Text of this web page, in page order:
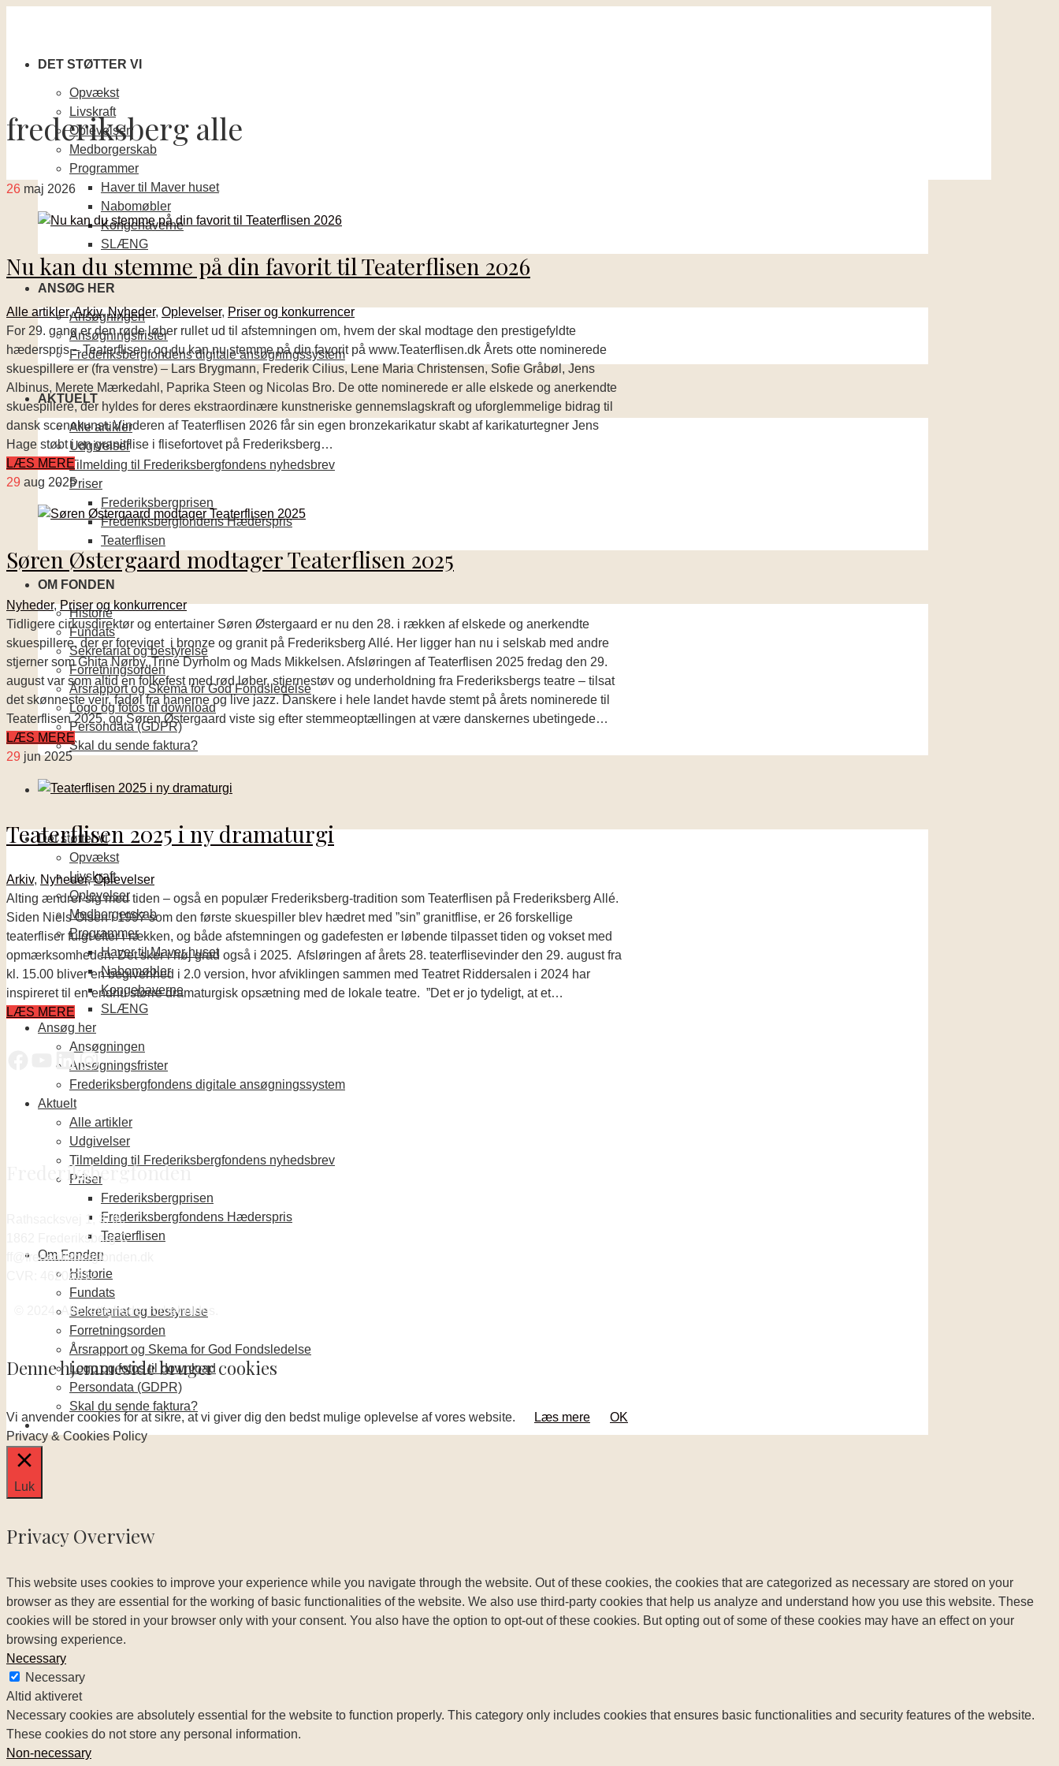
DET STØTTER VI
Opvækst
Livskraft
Oplevelser
Medborgerskab
Programmer
Haver til Maver huset
Nabomøbler
Kongehaverne
SLÆNG
ANSØG HER
Ansøgningen
Ansøgningsfrister
Frederiksbergfondens digitale ansøgningssystem
AKTUELT
Alle artikler
Udgivelser
Tilmelding til Frederiksbergfondens nyhedsbrev
Priser
Frederiksbergprisen
Frederiksbergfondens Hæderspris
Teaterflisen
OM FONDEN
Historie
Fundats
Sekretariat og bestyrelse
Forretningsorden
Årsrapport og Skema for God Fondsledelse
Logo og fotos til download
Persondata (GDPR)
Skal du sende faktura?
Det støtter vi
Opvækst
Livskraft
Oplevelser
Medborgerskab
Programmer
Haver til Maver huset
Nabomøbler
Kongehaverne
SLÆNG
Ansøg her
Ansøgningen
Ansøgningsfrister
Frederiksbergfondens digitale ansøgningssystem
Aktuelt
Alle artikler
Udgivelser
Tilmelding til Frederiksbergfondens nyhedsbrev
Priser
Frederiksbergprisen
Frederiksbergfondens Hæderspris
Teaterflisen
Om Fonden
Historie
Fundats
Sekretariat og bestyrelse
Forretningsorden
Årsrapport og Skema for God Fondsledelse
Logo og fotos til download
Persondata (GDPR)
Skal du sende faktura?
frederiksberg alle
26 maj 2026
Nu kan du stemme på din favorit til Teaterflisen 2026
Alle artikler,Arkiv,Nyheder,Oplevelser,Priser og konkurrencer
For 29. gang er den røde løber rullet ud til afstemningen om, hvem der skal modtage den prestigefyldte
hæderspris – Teaterflisen, og du kan nu stemme på din favorit på www.Teaterflisen.dk Årets otte nominerede
skuespillere er (fra venstre) – Lars Brygmann, Frederik Cilius, Lene Maria Christensen, Sofie Gråbøl, Jens
Albinus, Merete Mærkedahl, Paprika Steen og Nicolas Bro. De otte nominerede er alle elskede og anerkendte
skuespillere, der hyldes for deres ekstraordinære kunstneriske gennemslagskraft og uforglemmelige bidrag til
dansk scenekunst. Vinderen af Teaterflisen 2026 får sin egen bronzekarikatur skabt af karikaturtegner Jens
Hage støbt i en granitflise i flisefortovet på Frederiksberg…
LÆS MERE
29 aug 2025
Søren Østergaard modtager Teaterflisen 2025
Nyheder,Priser og konkurrencer
Tidligere cirkusdirektør og entertainer Søren Østergaard er nu den 28. i rækken af elskede og anerkendte
skuespillere, der er foreviget i bronze og granit på Frederiksberg Allé. Her ligger han nu i selskab med andre
stjerner som Ghita Nørby, Trine Dyrholm og Mads Mikkelsen. Afsløringen af Teaterflisen 2025 fredag den 29.
august var som altid en folkefest med rød løber, stjernestøv og underholdning fra Frederiksbergs teatre – tilsat
det skønneste vejr, fadøl fra hanerne og live jazz. Danskere i hele landet havde stemt på årets nominerede til
Teaterflisen 2025, og Søren Østergaard viste sig efter stemmeoptællingen at være danskernes ubetingede…
LÆS MERE
29 jun 2025
Teaterflisen 2025 i ny dramaturgi
Arkiv, Nyheder,Oplevelser
Alting ændrer sig med tiden – også en populær Frederiksberg-tradition som Teaterflisen på Frederiksberg Allé.
Siden Niels Olsen i 1997 som den første skuespiller blev hædret med ”sin” granitflise, er 26 forskellige
teaterfliser fulgt efter i rækken, og både afstemningen og gadefesten er løbende tilpasset tiden og vokset med
opmærksomheden. Det sker i høj grad også i 2025. Afsløringen af årets 28. teaterflisevinder den 29. august fra
kl. 15.00 bliver en begivenhed i 2.0 version, hvor afviklingen sammen med Teatret Riddersalen i 2024 har
inspireret til en endnu større dramaturgisk opsætning med de lokale teatre. ”Det er jo tydeligt, at et…
LÆS MERE
Frederiksbergfonden
Rathsacksvej 1, 3. th.
1862 Frederiksberg C
ff@frederiksbergfonden.dk
CVR: 46206312
© 2024. Alle rettigheder forbeholdes.
Denne hjemmeside bruger cookies
Vi anvender cookies for at sikre, at vi giver dig den bedst mulige oplevelse af vores website. Læs mere
OK
Privacy & Cookies Policy
Luk
Privacy Overview
This website uses cookies to improve your experience while you navigate through the website. Out of these cookies, the cookies that are categorized as necessary are stored on your
browser as they are essential for the working of basic functionalities of the website. We also use third-party cookies that help us analyze and understand how you use this website. These
cookies will be stored in your browser only with your consent. You also have the option to opt-out of these cookies. But opting out of some of these cookies may have an effect on your
browsing experience.
Necessary
Necessary
Altid aktiveret
Necessary cookies are absolutely essential for the website to function properly. This category only includes cookies that ensures basic functionalities and security features of the website.
These cookies do not store any personal information.
Non-necessary